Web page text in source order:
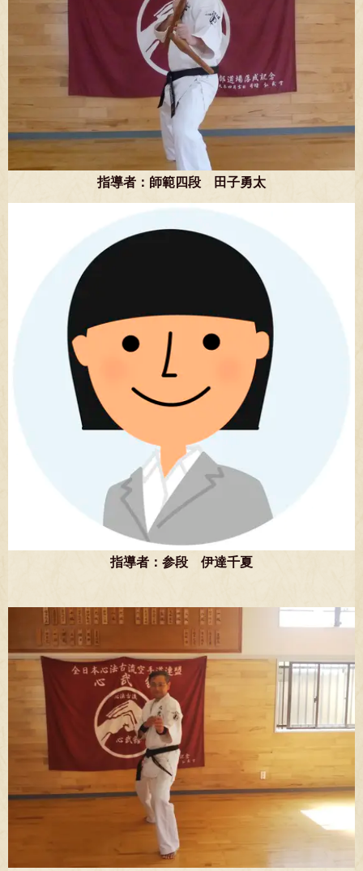
指導者：師範四段 田子勇太
指導者：参段 伊達千夏